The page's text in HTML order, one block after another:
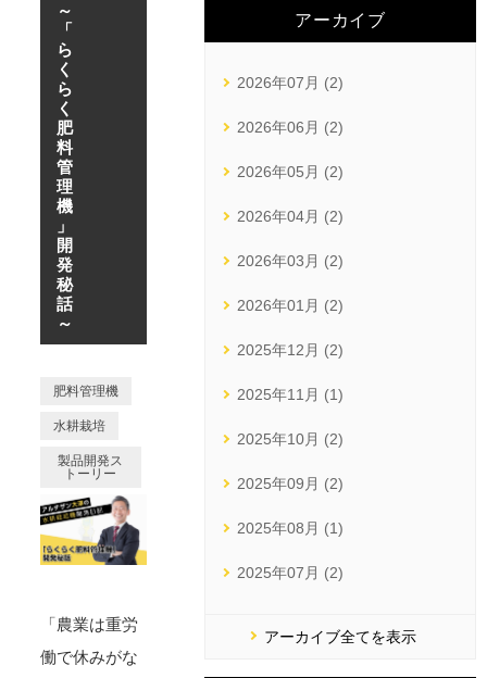
～
「
ら
く
ら
く
肥
料
管
理
機
」
開
発
秘
話
～
肥料管理機
水耕栽培
製品開発ス
トーリー
「農業は重労
働で休みがな
アーカイブ
2026年07月 (2)
2026年06月 (2)
2026年05月 (2)
2026年04月 (2)
2026年03月 (2)
2026年01月 (2)
2025年12月 (2)
2025年11月 (1)
2025年10月 (2)
2025年09月 (2)
2025年08月 (1)
2025年07月 (2)
アーカイブ全てを表示